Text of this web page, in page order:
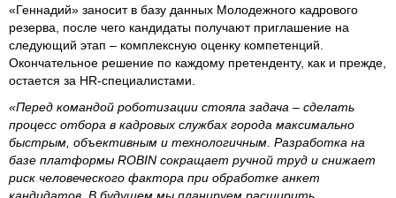
«Геннадий» заносит в базу данных Молодежного кадрового
резерва, после чего кандидаты получают приглашение на
следующий этап – комплексную оценку компетенций.
Окончательное решение по каждому претенденту, как и прежде,
остается за HR-специалистами.
«Перед командой роботизации стояла задача – сделать
процесс отбора в кадровых службах города максимально
быстрым, объективным и технологичным. Разработка на
базе платформы ROBIN сокращает ручной труд и снижает
риск человеческого фактора при обработке анкет